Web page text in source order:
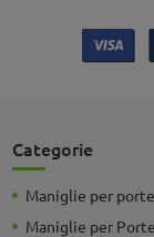
Categorie
Maniglie per
Maniglie per